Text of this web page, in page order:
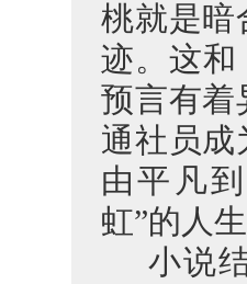
桃就是暗
迹。这和
预言有着
通社员成
由平凡
虹”的人
小说